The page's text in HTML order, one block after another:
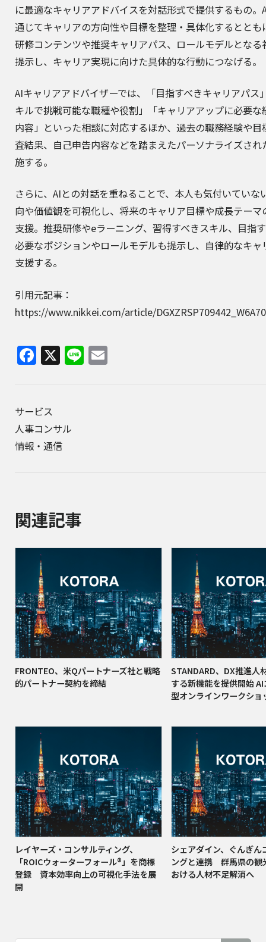
に最適なキャリアアドバイスを対話形式で提供するもの。
通じてキャリアの方向性や目標を整理・具体化するととも
研修コンテンツや推奨キャリアパス、ロールモデルとなる
提示し、キャリア実現に向けた具体的な行動につなげる。
AIキャリアアドバイザーでは、「目指すべきキャリアパス
キルで挑戦可能な職種や役割」「キャリアアップに必要な
内容」といった相談に対応するほか、過去の職務経験や目
査結果、自己申告内容などを踏まえたパーソナライズされ
施する。
さらに、AIとの対話を重ねることで、本人も気付いていな
向や価値観を可視化し、将来のキャリア目標や成長テーマ
支援。推奨研修やeラーニング、習得すべきスキル、目指
必要なポジションやロールモデルも提示し、自律的なキャ
支援する。
引用元記事：
https://www.nikkei.com/article/
Facebook
X Line
サービス
人事コンサル
情報・通信
関連記事
FRONTEO、米Qパートナーズ社と戦略
的パートナー契約を締結
STANDARD、DX推進人
する新機能を提供開始
型オンラインワークショ
レイヤーズ・コンサルティング、
「ROICウォーターフォール®」を商標
登録 資本効率向上の可視化手法を展
開
シェアダイン、ぐんぎん
ングと連携 群馬県の観
おける人材不足解消へ